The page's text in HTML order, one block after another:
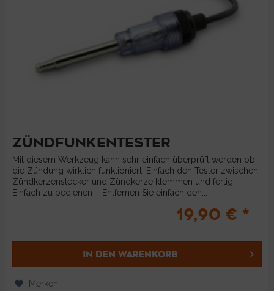
ZÜNDFUNKENTESTER
Mit diesem Werkzeug kann sehr einfach überprüft werden ob
die Zündung wirklich funktioniert. Einfach den Tester zwischen
Zündkerzenstecker und Zündkerze klemmen und fertig.
Einfach zu bedienen – Entfernen Sie einfach den...
19,90 € *
IN DEN WARENKORB
Merken